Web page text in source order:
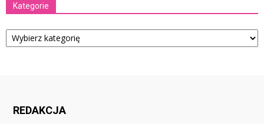
Kategorie
Kategorie
REDAKCJA